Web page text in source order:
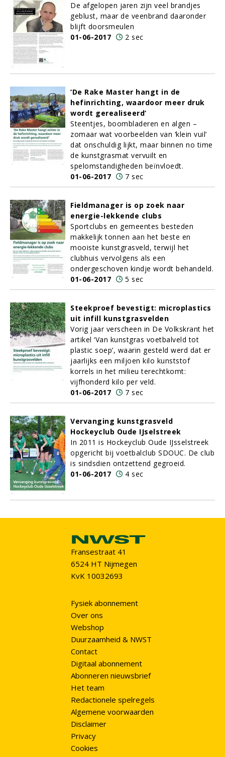
De afgelopen jaren zijn veel brandjes
geblust, maar de veenbrand daaronder
blijft doorsmeulen
01-06-2017
2 sec
‘De Rake Master hangt in de
hefinrichting, waardoor meer druk
wordt gerealiseerd’
Steentjes, boombladeren en algen –
zomaar wat voorbeelden van ‘klein vuil’
dat onschuldig lijkt, maar binnen no time
de kunstgrasmat vervuilt en
spelomstandigheden beïnvloedt.
01-06-2017
7 sec
Fieldmanager is op zoek naar
energie-lekkende clubs
Sportclubs en gemeentes besteden
makkelijk tonnen aan het beste en
mooiste kunstgrasveld, terwijl het
clubhuis vervolgens als een
ondergeschoven kindje wordt behandeld.
01-06-2017
5 sec
Steekproef bevestigt: microplastics
uit infill kunstgrasvelden
Vorig jaar verscheen in De Volkskrant het
artikel ‘Van kunstgras voetbalveld tot
plastic soep’, waarin gesteld werd dat er
jaarlijks een miljoen kilo kunststof
korrels in het milieu terechtkomt:
vijfhonderd kilo per veld.
01-06-2017
7 sec
Vervanging kunstgrasveld
Hockeyclub Oude IJselstreek
In 2011 is Hockeyclub Oude IJsselstreek
opgericht bij voetbalclub SDOUC. De club
is sindsdien ontzettend gegroeid.
01-06-2017
4 sec
Fransestraat 41
6524 HT Nijmegen
KvK 10032693
Fysiek abonnement
Over ons
Webshop
Duurzaamheid & NWST
Contact
Digitaal abonnement
Abonneren nieuwsbrief
Het team
Redactionele spelregels
Algemene voorwaarden
Disclaimer
Privacy
Cookies